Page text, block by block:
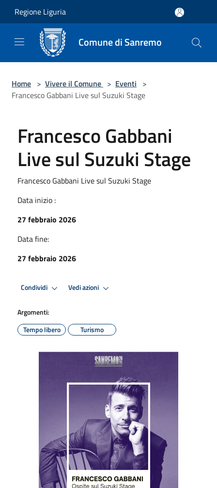
Regione Liguria
Comune di Sanremo
Home > Vivere il Comune > Eventi >
Francesco Gabbani Live sul Suzuki Stage
Francesco Gabbani
Live sul Suzuki Stage
Francesco Gabbani Live sul Suzuki Stage
Data inizio :
27 febbraio 2026
Data fine:
27 febbraio 2026
Condividi Vedi azioni
Argomenti:
Tempo libero
Turismo